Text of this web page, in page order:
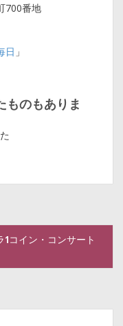
700番地
日 」
ものもありま
1コイン・コンサート